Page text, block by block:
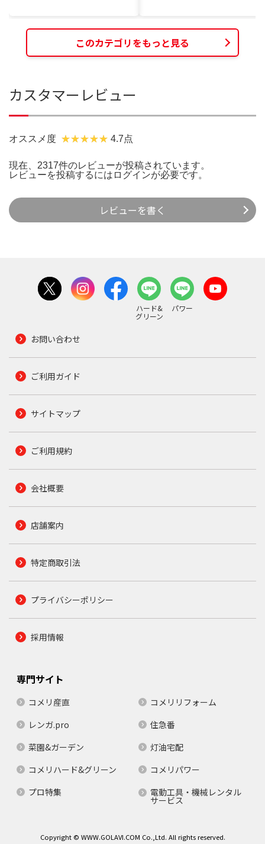
このカテゴリをもっと見る
カスタマーレビュー
オススメ度 4.7点
現在、2317件のレビューが投稿されています。
レビューを投稿するには ログインが必要です。
レビューを書く
ハード&
グリーン
パワー
お問い合わせ
ご利用ガイド
サイトマップ
ご利用規約
会社概要
店舗案内
特定商取引法
プライバシーポリシー
採用情報
専門サイト
コメリ産直
コメリリフォーム
レンガ.pro
住急番
菜園&ガーデン
灯油宅配
コメリハード&グリーン
コメリパワー
プロ特集
電動工具・機械レンタル
サービス
Copyright © WWW.GOLAVI.COM Co.,Ltd. All rights reserved.